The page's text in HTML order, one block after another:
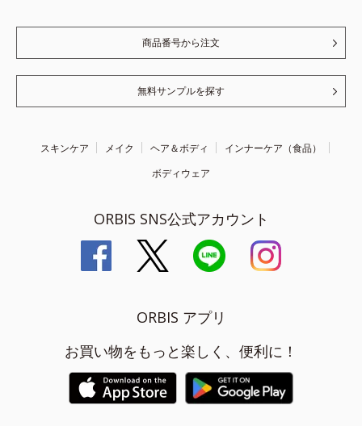
商品番号から注文
無料サンプルを探す
スキンケア メイク ヘア＆ボディ
インナーケア（食品）
ボディウェア
ORBIS SNS公式アカウント
ORBIS アプリ
お買い物をもっと楽しく、便利に！